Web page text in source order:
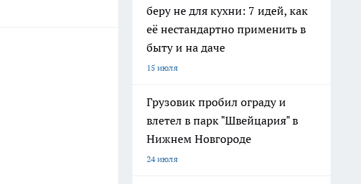
беру не для кухни: 7 идей, как
её нестандартно применить в
быту и на даче
15 июля
Грузовик пробил ограду и
влетел в парк "Швейцария" в
Нижнем Новгороде
24 июля